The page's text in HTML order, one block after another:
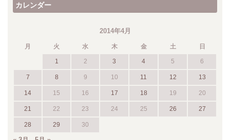
カレンダー
2014年4月
月 火 水 木 金 土 日
1 2 3 4 5 6
7 8 9 10 11 12 13
14 15 16 17 18 19 20
21 22 23 24 25 26 27
28 29 30